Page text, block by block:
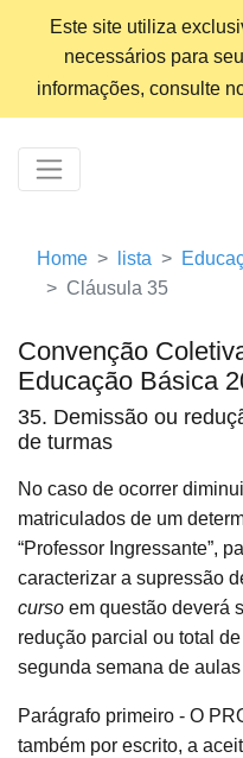
Este site utiliza
necessários para
informações, consulte
Home lista
Cláusula 35
Convenção
Educação Básica
35. Demissão ou
de turmas
No caso de ocorrer
matriculados de um
“Professor Ingressante”,
caracterizar a supressão
curso em questão deverá
redução parcial ou total
segunda semana de
Parágrafo primeiro - O
também por escrito, a